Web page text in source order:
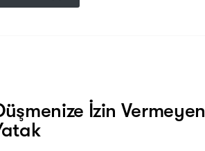
İzin Vermeyen